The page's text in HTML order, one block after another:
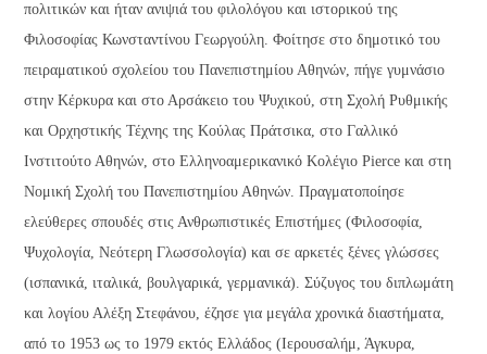
πολιτικών και ήταν ανιψιά του φιλολόγου και ιστορικού της
Φιλοσοφίας Κωνσταντίνου Γεωργούλη. Φοίτησε στο δημοτικό του
πειραματικού σχολείου του Πανεπιστημίου Αθηνών, πήγε γυμνάσιο
στην Κέρκυρα και στο Αρσάκειο του Ψυχικού, στη Σχολή Ρυθμικής
και Ορχηστικής Τέχνης της Κούλας Πράτσικα, στο Γαλλικό
Ινστιτούτο Αθηνών, στο Ελληνοαμερικανικό Κολέγιο Pierce και στη
Νομική Σχολή του Πανεπιστημίου Αθηνών. Πραγματοποίησε
ελεύθερες σπουδές στις Ανθρωπιστικές Επιστήμες (Φιλοσοφία,
Ψυχολογία, Νεότερη Γλωσσολογία) και σε αρκετές ξένες γλώσσες
(ισπανικά, ιταλικά, βουλγαρικά, γερμανικά). Σύζυγος του διπλωμάτη
και λογίου Αλέξη Στεφάνου, έζησε για μεγάλα χρονικά διαστήματα,
από το 1953 ως το 1979 εκτός Ελλάδος (Ιερουσαλήμ, Άγκυρα,